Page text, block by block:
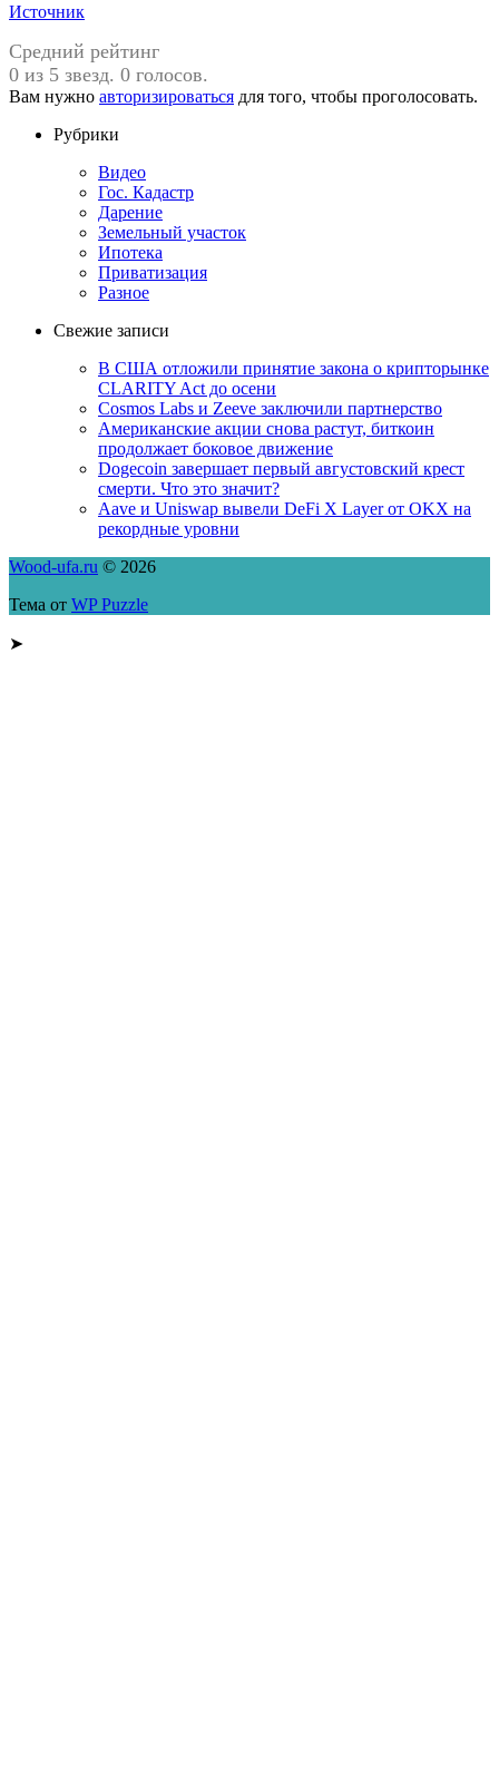
Источник
Средний рейтинг
0 из 5 звезд. 0 голосов.
Вам нужно авторизироваться для того, чтобы проголосовать.
Рубрики
Видео
Гос. Кадастр
Дарение
Земельный участок
Ипотека
Приватизация
Разное
Свежие записи
В США отложили принятие закона о крипторынке
CLARITY Act до осени
Cosmos Labs и Zeeve заключили партнерство
Американские акции снова растут, биткоин
продолжает боковое движение
Dogecoin завершает первый августовский крест
смерти. Что это значит?
Aave и Uniswap вывели DeFi X Layer от OKX на
рекордные уровни
Wood-ufa.ru © 2026
Тема от WP Puzzle
➤